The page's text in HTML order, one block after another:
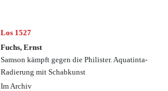
Los 1527
Fuchs, Ernst
Samson kämpft gegen die Philister. Aquatinta-
Radierung mit Schabkunst
Im Archiv